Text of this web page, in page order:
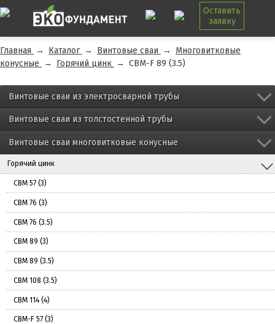
Оставить
заявку
Главная → Каталог → Винтовые сваи →
Многовитковые
конусные → Горячий цинк → СВМ-F 89 (3.5)
Винтовые сваи из электросварной трубы
Винтовые сваи из толстостенной трубы
Винтовые сваи многовитковые конусные
Горячий цинк
СВМ 57 (3)
СВМ 76 (3)
СВМ 76 (3.5)
СВМ 89 (3)
СВМ 89 (3.5)
СВМ 108 (3.5)
СВМ 114 (4)
СВМ-F 57 (3)